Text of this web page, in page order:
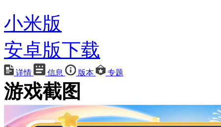
小米版
安卓版下载
详情 信息 版本 专题
游戏截图